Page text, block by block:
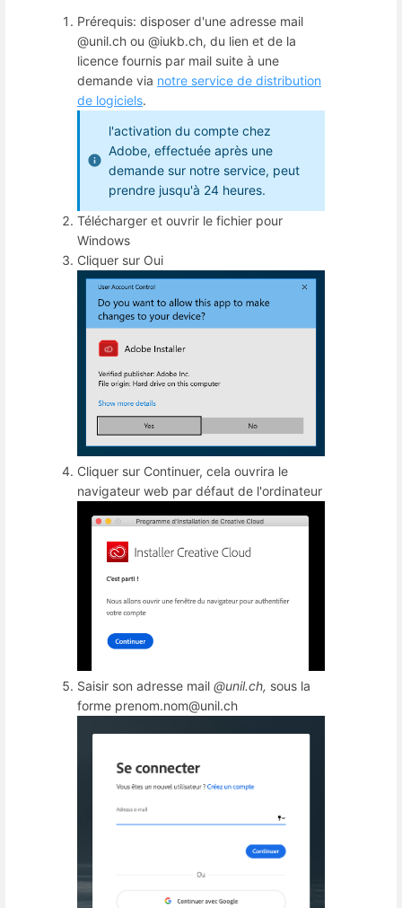
Prérequis: disposer d'une adresse mail
@unil.ch ou @iukb.ch, du lien et de la
licence fournis par mail suite à une
demande via notre service de distribution
de logiciels.
l'activation du compte chez
Adobe, effectuée après une
demande sur notre service, peut
prendre jusqu'à 24 heures.
Télécharger et ouvrir le fichier pour
Windows
Cliquer sur Oui
Cliquer sur Continuer, cela ouvrira le
navigateur web par défaut de l'ordinateur
Saisir son adresse mail @unil.ch, sous la
forme prenom.nom@unil.ch